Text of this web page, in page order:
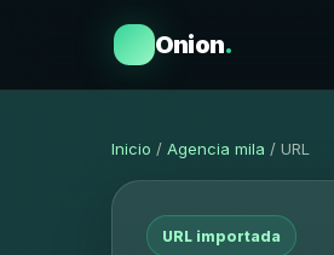
Onion.
Inicio / Agencia mila / URL
URL importada